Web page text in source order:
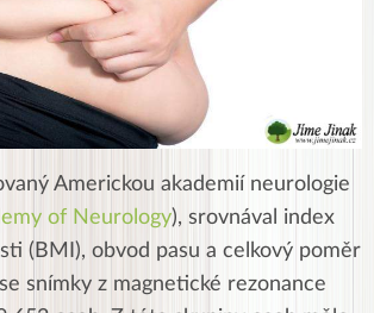
Americkou akademií neurologie
of Neurology), srovnával index
(BMI), obvod pasu a celkový poměr
snímky z magnetické rezonance